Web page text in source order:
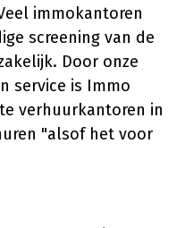
immokantoren
screening van de
Door onze
service is Immo
verhuurkantoren in
"alsof het voor